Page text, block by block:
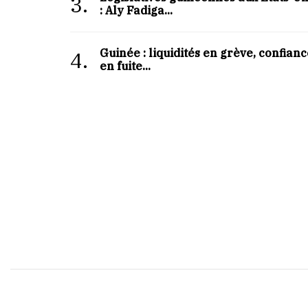
: Aly Fadiga...
4.
Guinée : liquidités en grève,
en fuite...